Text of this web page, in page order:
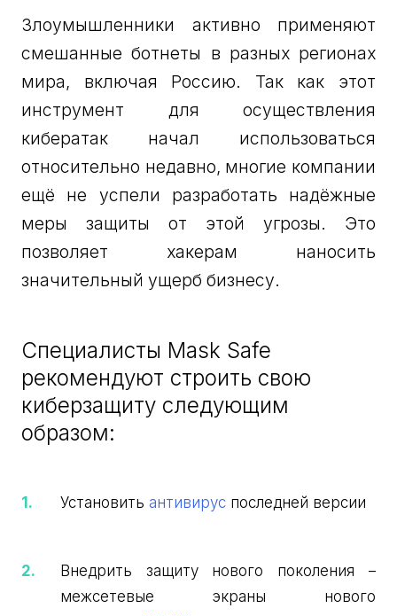
Злоумышленники активно применяют
смешанные ботнеты в разных регионах
мира, включая Россию. Так как этот
инструмент для осуществления
кибератак начал использоваться
относительно недавно, многие компании
ещё не успели разработать надёжные
меры защиты от этой угрозы. Это
позволяет хакерам наносить
значительный ущерб бизнесу.
Специалисты Mask Safe
рекомендуют строить свою
киберзащиту следующим
образом:
Установить антивируспоследней версии
Внедрить защиту нового поколения –
межсетевые экраны нового